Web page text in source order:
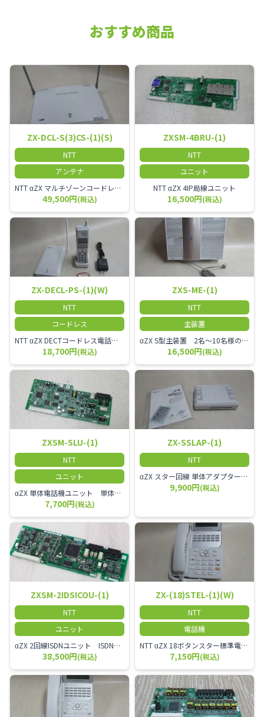
おすすめ商品
ZX-DCL-S(3)CS-(1)(S)
NTT
アンテナ
NTT αZX マルチゾーンコードレススター増設アンテナ
49,500円(税込)
ZXSM-4BRU-(1)
NTT
ユニット
NTT αZX 4IP局線ユニット
16,500円(税込)
ZX-DECL-PS-(1)(W)
NTT
コードレス
NTT αZX DECTコードレス電話機 電波方式がDECTで、 防水機能（IPX4:あらゆる方向からの水の飛まつを受けても有害な影響を受けない。)を備えた 接続装置と子機の一対シングルゾーンコードレスです。
18,700円(税込)
ZXS-ME-(1)
NTT
主装置
αZX S型主装置 2名～10名様のオフィスに適しております。
16,500円(税込)
ZXSM-SLU-(1)
NTT
ユニット
αZX 単体電話機ユニット 単体電話機、複合機、ドアホン等、 2台分収容可能にするユニット
7,700円(税込)
ZX-SSLAP-(1)
NTT
αZX スター回線 単体アダプター 受付電話機、ドアホン、FAX等を1台収容できる装置です。
9,900円(税込)
ZXSM-2IDSICOU-(1)
NTT
ユニット
αZX 2回線ISDNユニット ISDN回線を2本収容可能です。
38,500円(税込)
ZX-(18)STEL-(1)(W)
NTT
電話機
NTT αZX 18ボタンスター標準電話機(白)
7,150円(税込)